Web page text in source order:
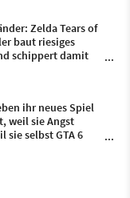
Zelda Tears of
baut riesiges
schippert damit
ihr neues Spiel
weil sie Angst
sie selbst GTA 6